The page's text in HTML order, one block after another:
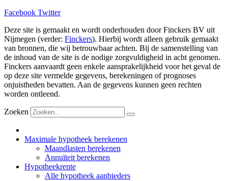
Facebook Twitter
Deze site is gemaakt en wordt onderhouden door Finckers BV uit
Nijmegen (verder: Finckers). Hierbij wordt alleen gebruik gemaakt
van bronnen, die wij betrouwbaar achten. Bij de samenstelling van
de inhoud van de site is de nodige zorgvuldigheid in acht genomen.
Finckers aanvaardt geen enkele aansprakelijkheid voor het geval de
op deze site vermelde gegevens, berekeningen of prognoses
onjuistheden bevatten. Aan de gegevens kunnen geen rechten
worden ontleend.
Zoeken
Maximale hypotheek berekenen
Maandlasten berekenen
Annuïteit berekenen
Hypotheekrente
Alle hypotheek aanbieders